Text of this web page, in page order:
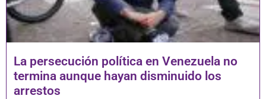
La persecución política en Venezuela no
termina aunque hayan disminuido los
arrestos